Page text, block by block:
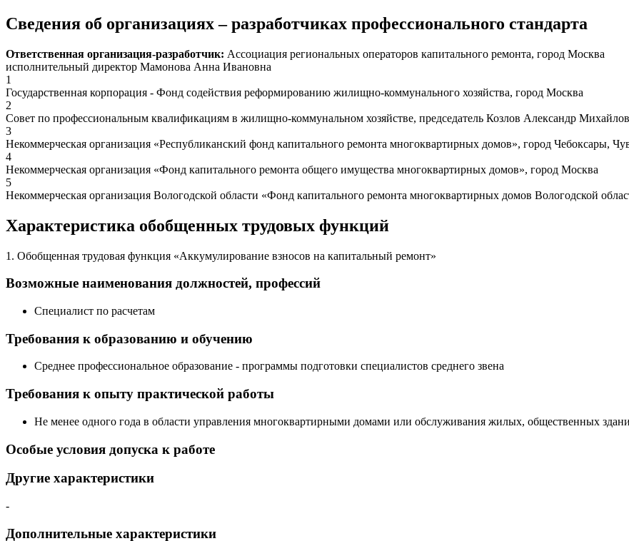
Сведения об организациях – разработчиках профессионального стандарта
Ответственная организация-разработчик: Ассоциация региональных операторов капитального ремонта, город Москва
исполнительный директор Мамонова Анна Ивановна
1
Государственная корпорация - Фонд содействия реформированию жилищно-коммунального хозяйства, город Москва
2
Совет по профессиональным квалификациям в жилищно-коммунальном хозяйстве, председатель Козлов Александр
3
Некоммерческая организация «Республиканский фонд капитального ремонта многоквартирных домов», город Чебоксары,
4
Некоммерческая организация «Фонд капитального ремонта общего имущества многоквартирных домов», город Москва
5
Некоммерческая организация Вологодской области «Фонд капитального ремонта многоквартирных домов Вологодской
Характеристика обобщенных трудовых функций
1. Обобщенная трудовая функция «Аккумулирование взносов на капитальный ремонт»
Возможные наименования должностей, профессий
Специалист по расчетам
Требования к образованию и обучению
Среднее профессиональное образование - программы подготовки специалистов среднего звена
Требования к опыту практической работы
Не менее одного года в области управления многоквартирными домами или обслуживания жилых, общественных
Особые условия допуска к работе
Другие характеристики
-
Дополнительные характеристики